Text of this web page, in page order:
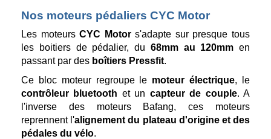
Nos moteurs pédaliers CYC Motor
Les moteursCYC Motors'adapte sur presque tous
les boitiers de pédalier, du 68mm au 120mm en
passant par des boîtiers Pressfit.
Ce bloc moteur regroupe le moteur électrique, le
contrôleur bluetooth et un capteur de couple. A
l'inverse des moteurs Bafang, ces moteurs
reprennent l'alignement du plateau d'origine et des
pédales du vélo.